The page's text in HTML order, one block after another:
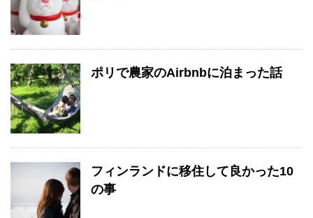
ポリで農家のAirbnbに泊まった話
フィンランドに移住して良かった10
の事